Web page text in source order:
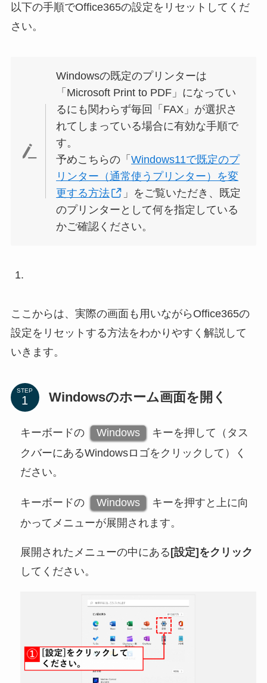
以下の手順でOffice365の設定をリセットしてくだ
さい。
Windowsの既定のプリンターは
「Microsoft Print to PDF」になってい
るにも関わらず毎回「FAX」が選択さ
れてしまっている場合に有効な手順で
す。
予めこちらの「Windows11で既定のプ
リンター（通常使うプリンター）を変
更する方法
」をご覧いただき、既定
のプリンターとして何を指定している
かご確認ください。
ここからは、実際の画面も用いながらOffice365の
設定をリセットする方法をわかりやすく解説して
いきます。
STEP Windowsのホーム画面を開く
キーボードの Windows
キーを押して（タス
クバーにあるWindowsロゴをクリックして）く
ださい。
キーボードの Windows
キーを押すと上に向
かってメニューが展開されます。
展開されたメニューの中にある [設定]をクリック
してください。